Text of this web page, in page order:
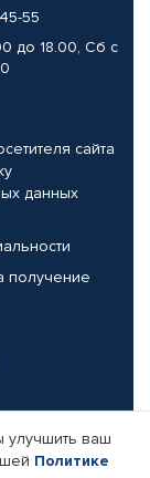
55
до 18.00, Сб с
сайта
данных
получение
ваш
Политике